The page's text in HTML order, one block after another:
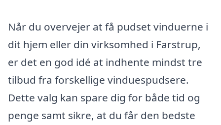
Når du overvejer at få pudset vinduerne i
dit hjem eller din virksomhed i Farstrup,
er det en god idé at indhente mindst tre
tilbud fra forskellige vinduespudsere.
Dette valg kan spare dig for både tid og
penge samt sikre, at du får den bedste